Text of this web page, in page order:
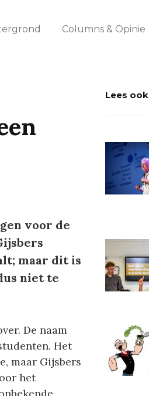
Columns & Opinie
voor de
maar dit is
niet te
De naam
Het
maar Gijsbers
het
Lees ook